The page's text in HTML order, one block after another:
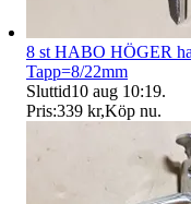
8 st HABO HÖGER
Tapp=8/22mm
Sluttid10 aug 10:19.
Pris:339 kr,Köp nu.